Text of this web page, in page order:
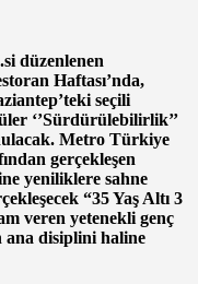
düzenlenen
Haftası’nda,
seçili
‘’Sürdürülebilirlik’’
Metro Türkiye
gerçekleşen
yeniliklere sahne
“35 Yaş Altı 3
veren yetenekli genç
ana disiplini haline